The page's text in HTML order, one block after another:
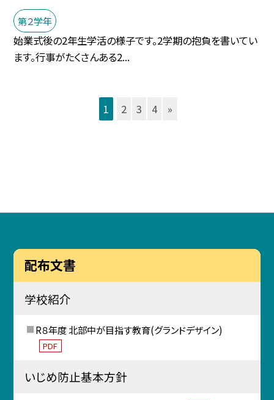
第２学年
始業式後の2年生学活の様子です。2学期の抱負を書いてい
ます。行事がたくさんある2...
1 2 3 4 »
配布文書
学校紹介
R８年度 北部中が目指す教育(グランドデザイン)
PDF
いじめ防止基本方針